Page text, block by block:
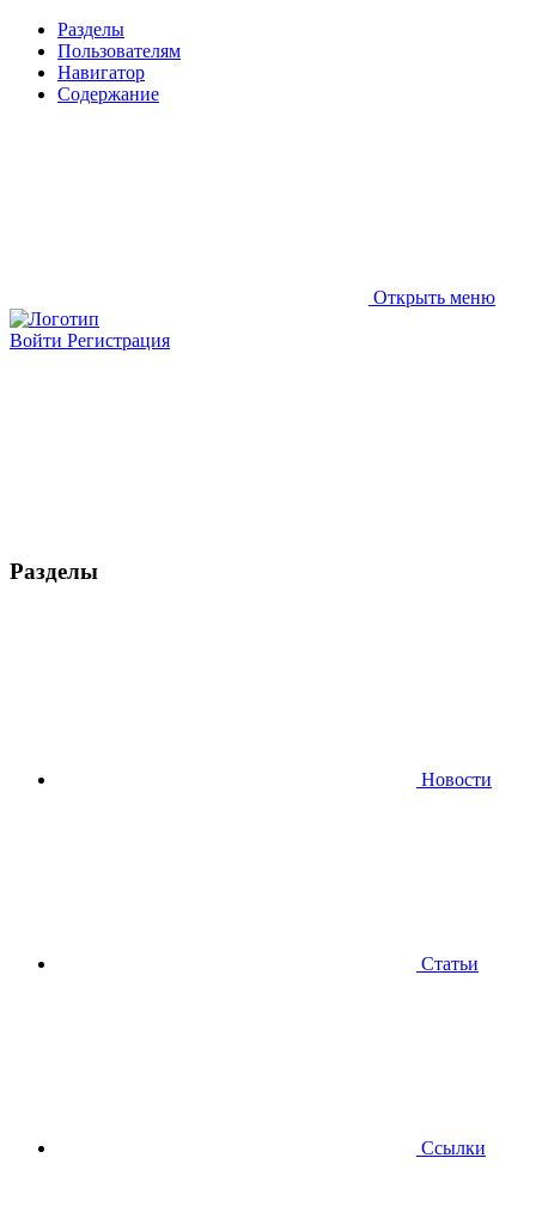
Разделы
Пользователям
Навигатор
Содержание
Открыть меню
Войти Регистрация
Разделы
Новости
Статьи
Ссылки